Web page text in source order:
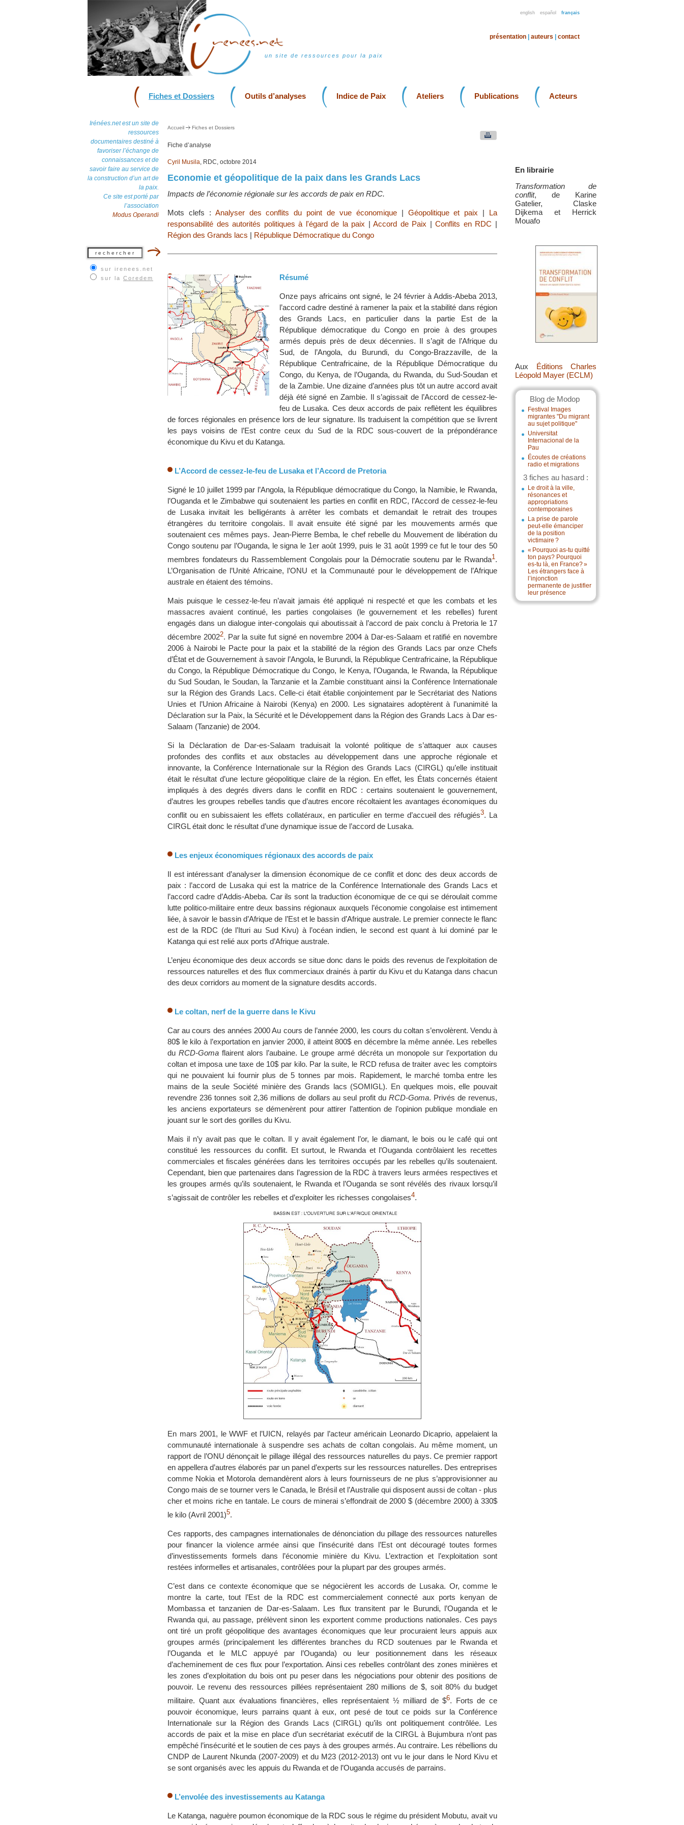
english español français
un site de ressources pour la paix
présentation auteurs contact
Fiches et Dossiers Outils d’analyses Indice de Paix Ateliers Publications Acteurs
Irénées.net est un site de
ressources
documentaires destiné à
favoriser l’échange de
connaissances et de
savoir faire au service de
la construction d’un art de
la paix.
Ce site est porté par
l’association
Modus Operandi
sur irenees.net
sur la Coredem
En librairie
Transformation de
conflit, de Karine
Gatelier, Claske
Dijkema et Herrick
Mouafo
Aux Éditions Charles
Léopold Mayer (ECLM)
Blog de Modop
Festival Images
migrantes "Du migrant
au sujet politique"
Universitat
Internacional de la
Pau
Écoutes de créations
radio et migrations
3 fiches au hasard :
Le droit à la ville,
résonances et
appropriations
contemporaines
La prise de parole
peut-elle émanciper
de la position
victimaire ?
« Pourquoi as-tu quitté
ton pays? Pourquoi
es-tu là, en France? »
Les étrangers face à
l’injonction
permanente de justifier
leur présence
Accueil Fiches et Dossiers
Fiche d’analyse
Cyril Musila, RDC, octobre 2014
Economie et géopolitique de la paix dans les Grands Lacs
Impacts de l’économie régionale sur les accords de paix en RDC.
Mots clefs : Analyser des conflits du point de vue économique| Géopolitique et paix | La
responsabilité des autorités politiques à l'égard de la paix |Accord de Paix |Conflits en RDC |
Région des Grands lacs | République Démocratique du Congo
Résumé
Onze pays africains ont signé, le 24 février à Addis-Abeba 2013,
l’accord cadre destiné à ramener la paix et la stabilité dans région
des Grands Lacs, en particulier dans la partie Est de la
République démocratique du Congo en proie à des groupes
armés depuis près de deux décennies. Il s’agit de l’Afrique du
Sud, de l’Angola, du Burundi, du Congo-Brazzaville, de la
République Centrafricaine, de la République Démocratique du
Congo, du Kenya, de l’Ouganda, du Rwanda, du Sud-Soudan et
de la Zambie. Une dizaine d’années plus tôt un autre accord avait
déjà été signé en Zambie. Il s’agissait de l’Accord de cessez-le-
feu de Lusaka. Ces deux accords de paix reflètent les équilibres
de forces régionales en présence lors de leur signature. Ils traduisent la compétition que se livrent
les pays voisins de l’Est contre ceux du Sud de la RDC sous-couvert de la prépondérance
économique du Kivu et du Katanga.
L’Accord de cessez-le-feu de Lusaka et l’Accord de Pretoria
Signé le 10 juillet 1999 par l’Angola, la République démocratique du Congo, la Namibie, le Rwanda,
l’Ouganda et le Zimbabwe qui soutenaient les parties en conflit en RDC, l’Accord de cessez-le-feu
de Lusaka invitait les belligérants à arrêter les combats et demandait le retrait des troupes
étrangères du territoire congolais. Il avait ensuite été signé par les mouvements armés que
soutenaient ces mêmes pays. Jean-Pierre Bemba, le chef rebelle du Mouvement de libération du
Congo soutenu par l’Ouganda, le signa le 1er août 1999, puis le 31 août 1999 ce fut le tour des 50
membres fondateurs du Rassemblement Congolais pour la Démocratie soutenu par le Rwanda1.
L’Organisation de l’Unité Africaine, l’ONU et la Communauté pour le développement de l’Afrique
australe en étaient des témoins.
Mais puisque le cessez-le-feu n’avait jamais été appliqué ni respecté et que les combats et les
massacres avaient continué, les parties congolaises (le gouvernement et les rebelles) furent
engagés dans un dialogue inter-congolais qui aboutissait à l’accord de paix conclu à Pretoria le 17
décembre 20022. Par la suite fut signé en novembre 2004 à Dar-es-Salaam et ratifié en novembre
2006 à Nairobi le Pacte pour la paix et la stabilité de la région des Grands Lacs par onze Chefs
d’État et de Gouvernement à savoir l’Angola, le Burundi, la République Centrafricaine, la République
du Congo, la République Démocratique du Congo, le Kenya, l’Ouganda, le Rwanda, la République
du Sud Soudan, le Soudan, la Tanzanie et la Zambie constituant ainsi la Conférence Internationale
sur la Région des Grands Lacs. Celle-ci était établie conjointement par le Secrétariat des Nations
Unies et l’Union Africaine à Nairobi (Kenya) en 2000. Les signataires adoptèrent à l’unanimité la
Déclaration sur la Paix, la Sécurité et le Développement dans la Région des Grands Lacs à Dar es-
Salaam (Tanzanie) de 2004.
Si la Déclaration de Dar-es-Salaam traduisait la volonté politique de s’attaquer aux causes
profondes des conflits et aux obstacles au développement dans une approche régionale et
innovante, la Conférence Internationale sur la Région des Grands Lacs (CIRGL) qu’elle instituait
était le résultat d’une lecture géopolitique claire de la région. En effet, les États concernés étaient
impliqués à des degrés divers dans le conflit en RDC : certains soutenaient le gouvernement,
d’autres les groupes rebelles tandis que d’autres encore récoltaient les avantages économiques du
conflit ou en subissaient les effets collatéraux, en particulier en terme d’accueil des réfugiés3. La
CIRGL était donc le résultat d’une dynamique issue de l’accord de Lusaka.
Les enjeux économiques régionaux des accords de paix
Il est intéressant d’analyser la dimension économique de ce conflit et donc des deux accords de
paix : l’accord de Lusaka qui est la matrice de la Conférence Internationale des Grands Lacs et
l’accord cadre d’Addis-Abeba. Car ils sont la traduction économique de ce qui se déroulait comme
lutte politico-militaire entre deux bassins régionaux auxquels l’économie congolaise est intimement
liée, à savoir le bassin d’Afrique de l’Est et le bassin d’Afrique australe. Le premier connecte le flanc
est de la RDC (de l’Ituri au Sud Kivu) à l’océan indien, le second est quant à lui dominé par le
Katanga qui est relié aux ports d’Afrique australe.
L’enjeu économique des deux accords se situe donc dans le poids des revenus de l’exploitation de
ressources naturelles et des flux commerciaux drainés à partir du Kivu et du Katanga dans chacun
des deux corridors au moment de la signature desdits accords.
Le coltan, nerf de la guerre dans le Kivu
Car au cours des années 2000 Au cours de l’année 2000, les cours du coltan s’envolèrent. Vendu à
80$ le kilo à l’exportation en janvier 2000, il atteint 800$ en décembre la même année. Les rebelles
du RCD-Goma flairent alors l’aubaine. Le groupe armé décréta un monopole sur l’exportation du
coltan et imposa une taxe de 10$ par kilo. Par la suite, le RCD refusa de traiter avec les comptoirs
qui ne pouvaient lui fournir plus de 5 tonnes par mois. Rapidement, le marché tomba entre les
mains de la seule Société minière des Grands lacs (SOMIGL). En quelques mois, elle pouvait
revendre 236 tonnes soit 2,36 millions de dollars au seul profit duRCD-Goma. Privés de revenus,
les anciens exportateurs se démenèrent pour attirer l’attention de l’opinion publique mondiale en
jouant sur le sort des gorilles du Kivu.
Mais il n’y avait pas que le coltan. Il y avait également l’or, le diamant, le bois ou le café qui ont
constitué les ressources du conflit. Et surtout, le Rwanda et l’Ouganda contrôlaient les recettes
commerciales et fiscales générées dans les territoires occupés par les rebelles qu’ils soutenaient.
Cependant, bien que partenaires dans l’agression de la RDC à travers leurs armées respectives et
les groupes armés qu’ils soutenaient, le Rwanda et l’Ouganda se sont révélés des rivaux lorsqu’il
s’agissait de contrôler les rebelles et d’exploiter les richesses congolaises4.
En mars 2001, le WWF et l’UICN, relayés par l’acteur américain Leonardo Dicaprio, appelaient la
communauté internationale à suspendre ses achats de coltan congolais. Au même moment, un
rapport de l’ONU dénonçait le pillage illégal des ressources naturelles du pays. Ce premier rapport
en appellera d’autres élaborés par un panel d’experts sur les ressources naturelles. Des entreprises
comme Nokia et Motorola demandèrent alors à leurs fournisseurs de ne plus s’approvisionner au
Congo mais de se tourner vers le Canada, le Brésil et l’Australie qui disposent aussi de coltan - plus
cher et moins riche en tantale. Le cours de minerai s’effondrait de 2000 $ (décembre 2000) à 330$
le kilo (Avril 2001)5.
Ces rapports, des campagnes internationales de dénonciation du pillage des ressources naturelles
pour financer la violence armée ainsi que l’insécurité dans l’Est ont découragé toutes formes
d’investissements formels dans l’économie minière du Kivu. L’extraction et l’exploitation sont
restées informelles et artisanales, contrôlées pour la plupart par des groupes armés.
C’est dans ce contexte économique que se négocièrent les accords de Lusaka. Or, comme le
montre la carte, tout l’Est de la RDC est commercialement connecté aux ports kenyan de
Mombassa et tanzanien de Dar-es-Salaam. Les flux transitent par le Burundi, l’Ouganda et le
Rwanda qui, au passage, prélèvent sinon les exportent comme productions nationales. Ces pays
ont tiré un profit géopolitique des avantages économiques que leur procuraient leurs appuis aux
groupes armés (principalement les différentes branches du RCD soutenues par le Rwanda et
l’Ouganda et le MLC appuyé par l’Ouganda) ou leur positionnement dans les réseaux
d’acheminement de ces flux pour l’exportation. Ainsi ces rebelles contrôlant des zones minières et
les zones d’exploitation du bois ont pu peser dans les négociations pour obtenir des positions de
pouvoir. Le revenu des ressources pillées représentaient 280 millions de $, soit 80% du budget
militaire. Quant aux évaluations financières, elles représentaient ½ milliard de $6. Forts de ce
pouvoir économique, leurs parrains quant à eux, ont pesé de tout ce poids sur la Conférence
Internationale sur la Région des Grands Lacs (CIRGL) qu’ils ont politiquement contrôlée. Les
accords de paix et la mise en place d’un secrétariat exécutif de la CIRGL à Bujumbura n’ont pas
empêché l’insécurité et le soutien de ces pays à des groupes armés. Au contraire. Les rébellions du
CNDP de Laurent Nkunda (2007-2009) et du M23 (2012-2013) ont vu le jour dans le Nord Kivu et
se sont organisés avec les appuis du Rwanda et de l’Ouganda accusés de parrains.
L’envolée des investissements au Katanga
Le Katanga, naguère poumon économique de la RDC sous le régime du président Mobutu, avait vu